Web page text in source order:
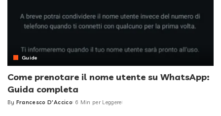
Guide
Come prenotare il nome utente su WhatsApp:
Guida completa
Posted
By Francesco D'Accico 6 Min per Leggere